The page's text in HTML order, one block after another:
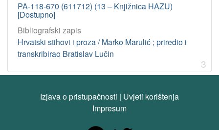
PA-118-670 (611712) (13 – Knjižnica HAZU)
[Dostupno]
Bibliografski zapis
Hrvatski stihovi i proza / Marko Marulić ; priredio i
transkribirao Bratislav Lučin
3
Izjava o pristupačnosti | Uvjeti korištenja
Impresum